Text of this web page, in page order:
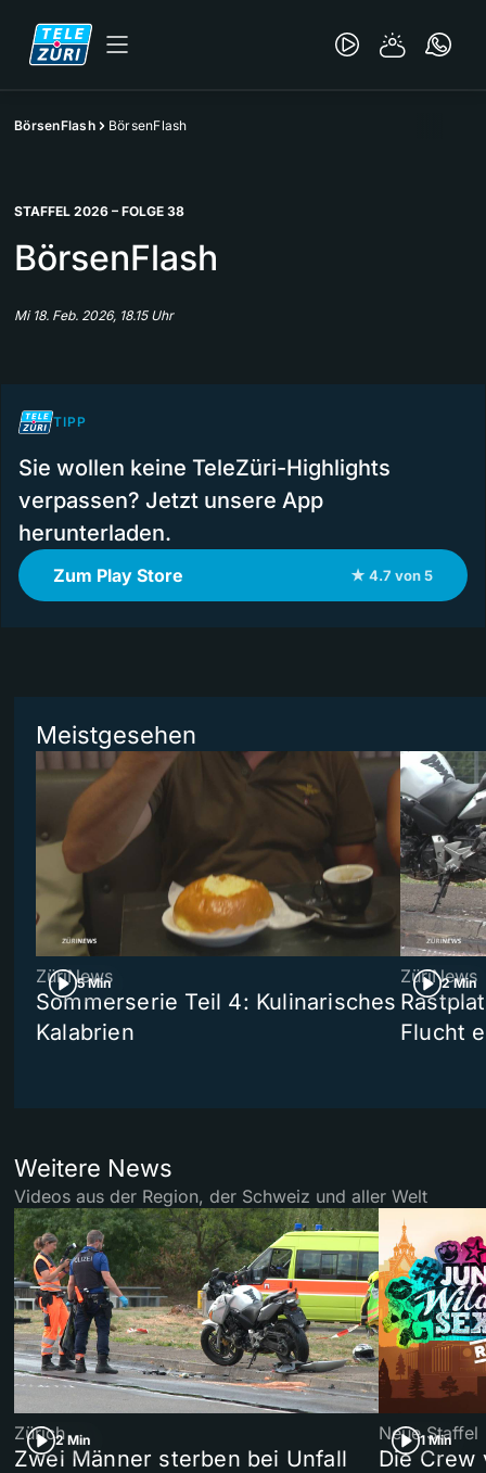
BörsenFlash BörsenFlash
STAFFEL 2026 – FOLGE 38
BörsenFlash
Mi 18. Feb. 2026, 18.15 Uhr
TIPP
Sie wollen keine TeleZüri-Highlights
verpassen? Jetzt unsere App
herunterladen.
Zum Play Store ★ 4.7 von 5
Meistgesehen
5 Min
ZüriNews
Sommerserie Teil 4: Kulinarisches
Kalabrien
2 Min
ZüriNews
Flucht
Weitere News
Videos aus der Region, der Schweiz und aller Welt
2 Min
Zürich
Zwei Männer sterben bei Unfall
1 Min
Neue Staffel
Die Crew